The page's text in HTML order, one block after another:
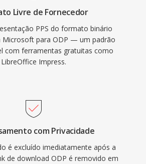
Livre de Fornecedor
PPS do formato binário
Microsoft para ODP — um padrão
com ferramentas gratuitas como
LibreOffice Impress.
com Privacidade
é excluído imediatamente após a
de download ODP é removido em